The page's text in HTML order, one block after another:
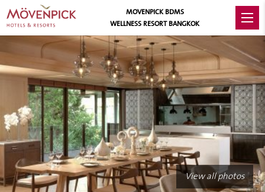
View all photos
MOVENPICK BDMS
WELLNESS RESORT BANGKOK